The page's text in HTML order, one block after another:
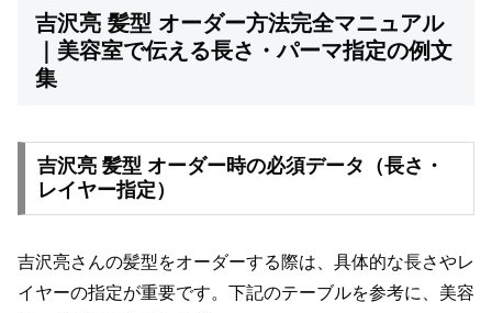
吉沢亮 髪型 オーダー方法完全マニュアル
｜美容室で伝える長さ・パーマ指定の例文
集
吉沢亮 髪型 オーダー時の必須データ（長さ・
レイヤー指定）
吉沢亮さんの髪型をオーダーする際は、具体的な長さやレ
イヤーの指定が重要です。下記のテーブルを参考に、美容